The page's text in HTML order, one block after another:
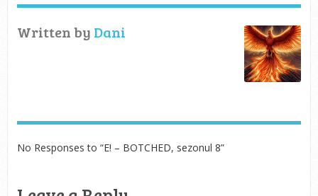
Written by Dani
No Responses to “E! – BOTCHED, sezonul 8”